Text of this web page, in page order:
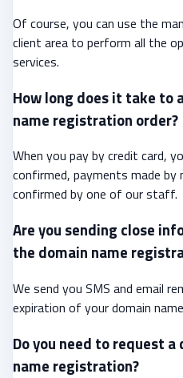
Of course, you can use the
client area to perform all the
services.
How long does it take to
name registration order?
When you pay by credit card,
confirmed, payments made
confirmed by one of our staff.
Are you sending close
the domain name
We send you SMS and email
expiration of your domain
Do you need to request
name registration?